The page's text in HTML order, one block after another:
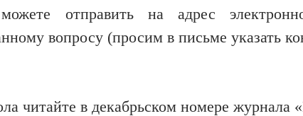
отправить на адрес
вопросу (просим в письме указать
читайте в декабрьском номере журнала